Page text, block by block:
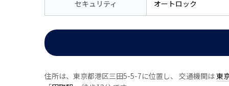
セキュリティ オートロック
住所は、東京都港区三田5-5-7に位置し、 交通機関は東